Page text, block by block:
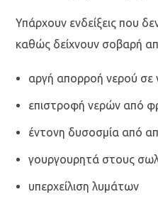
Υπάρχουν ενδείξεις που
καθώς δείχνουν σοβαρή
αργή απορροή νερού σε
επιστροφή νερών από
έντονη δυσοσμία από
γουργουρητά στους
υπερχείλιση λυμάτων